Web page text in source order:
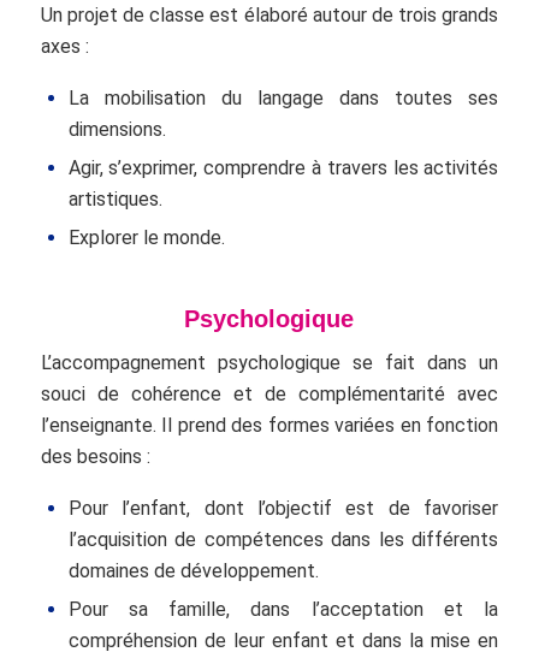
Un projet de classe est élaboré autour de trois grands
axes :
La mobilisation du langage dans toutes ses
dimensions.
Agir, s’exprimer, comprendre à travers les activités
artistiques.
Explorer le monde.
Psychologique
L’accompagnement psychologique se fait dans un
souci de cohérence et de complémentarité avec
l’enseignante. Il prend des formes variées en fonction
des besoins :
Pour l’enfant, dont l’objectif est de favoriser
l’acquisition de compétences dans les différents
domaines de développement.
Pour sa famille, dans l’acceptation et la
compréhension de leur enfant et dans la mise en